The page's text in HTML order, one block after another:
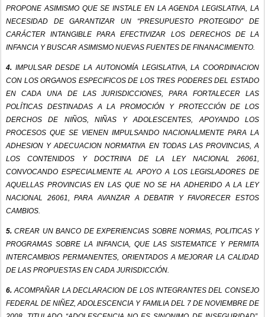
PROPONE ASIMISMO QUE SE INSTALE EN LA AGENDA LEGISLATIVA, LA
NECESIDAD DE GARANTIZAR UN “PRESUPUESTO PROTEGIDO” DE
CARÁCTER INTANGIBLE PARA EFECTIVIZAR LOS DERECHOS DE LA
INFANCIA Y BUSCAR ASIMISMO NUEVAS FUENTES DE FINANACIMIENTO.
4. IMPULSAR DESDE LA AUTONOMÍA LEGISLATIVA, LA COORDINACION
CON LOS ORGANOS ESPECIFICOS DE LOS TRES PODERES DEL ESTADO
EN CADA UNA DE LAS JURISDICCIONES, PARA FORTALECER LAS
POLÍTICAS DESTINADAS A LA PROMOCIÓN Y PROTECCIÓN DE LOS
DERCHOS DE NIÑOS, NIÑAS Y ADOLESCENTES, APOYANDO LOS
PROCESOS QUE SE VIENEN IMPULSANDO NACIONALMENTE PARA LA
ADHESION Y ADECUACION NORMATIVA EN TODAS LAS PROVINCIAS, A
LOS CONTENIDOS Y DOCTRINA DE LA LEY NACIONAL 26061,
CONVOCANDO ESPECIALMENTE AL APOYO A LOS LEGISLADORES DE
AQUELLAS PROVINCIAS EN LAS QUE NO SE HA ADHERIDO A LA LEY
NACIONAL 26061, PARA AVANZAR A DEBATIR Y FAVORECER ESTOS
CAMBIOS.
5. CREAR UN BANCO DE EXPERIENCIAS SOBRE NORMAS, POLITICAS Y
PROGRAMAS SOBRE LA INFANCIA, QUE LAS SISTEMATICE Y PERMITA
INTERCAMBIOS PERMANENTES, ORIENTADOS A MEJORAR LA CALIDAD
DE LAS PROPUESTAS EN CADA JURISDICCIÓN.
6. ACOMPAÑAR LA DECLARACION DE LOS INTEGRANTES DEL CONSEJO
FEDERAL DE NIÑEZ, ADOLESCENCIA Y FAMILIA DEL 7 DE NOVIEMBRE DE